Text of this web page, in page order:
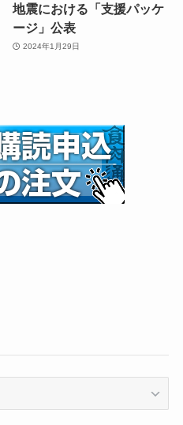
地震における「支援パッケ
ージ」公表
2024年1月29日